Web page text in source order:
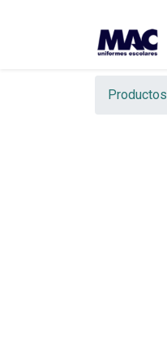
Productos